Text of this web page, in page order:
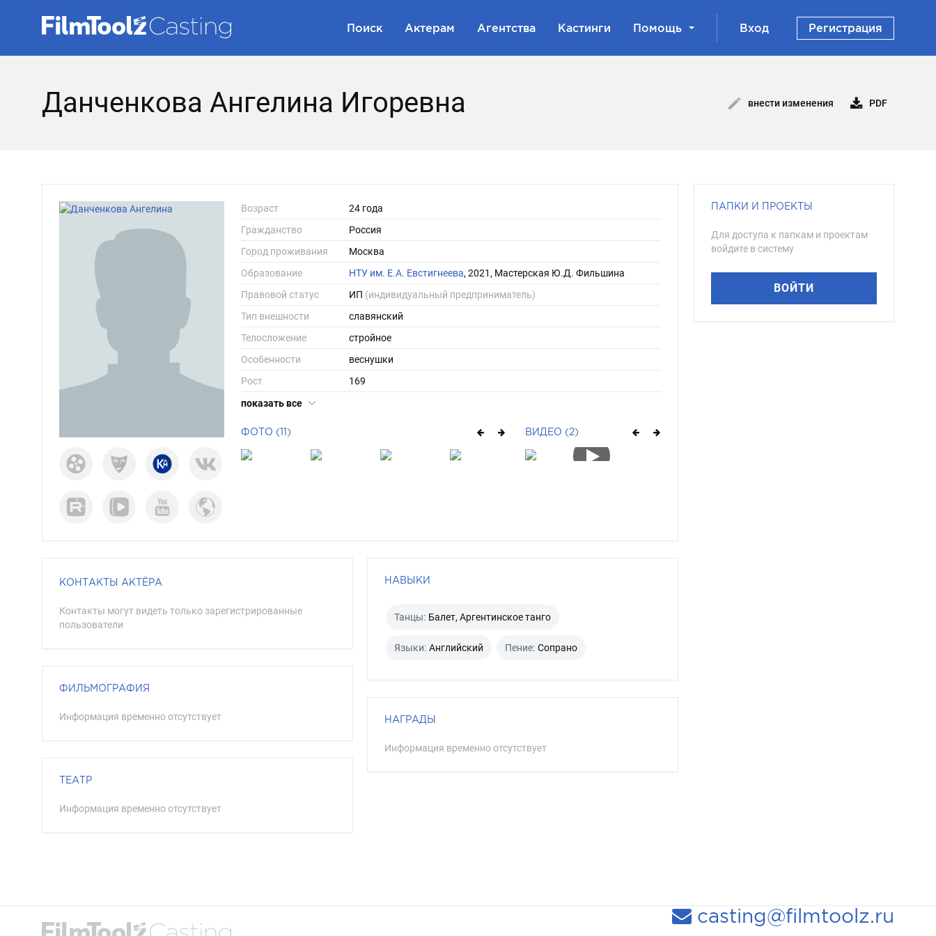
Поиск Актерам Агентства Кастинги Помощь Вход Регистрация
Данченкова Ангелина Игоревна внести изменения PDF
Возраст
24 года
Гражданство
Россия
Город проживания
Москва
Образование
НТУ им. Е.А. Евстигнеева, 2021, Мастерская Ю.Д. Фильшина
Правовой статус
ИП (индивидуальный предприниматель)
Тип внешности
славянский
Телосложение
стройное
Особенности
веснушки
Рост
169
Вес
показать все
ФОТО (11) ВИДЕО (2)
КОНТАКТЫ АКТЁРА
Контакты могут видеть только зарегистрированные
пользователи
ФИЛЬМОГРАФИЯ
Информация временно отсутствует
ТЕАТР
Информация временно отсутствует
НАВЫКИ
Танцы: Балет, Аргентинское танго
Языки: Английский Пение: Сопрано
НАГРАДЫ
Информация временно отсутствует
ПАПКИ И ПРОЕКТЫ
Для доступа к папкам и проектам
войдите в систему
ВОЙТИ
casting@filmtoolz.ru